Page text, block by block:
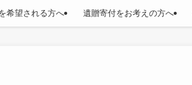
希望される方へ 遺贈寄付をお考えの方へ